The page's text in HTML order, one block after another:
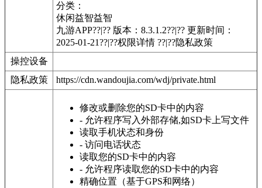
分类：
休闲益智益智
九游APP??|?? 版本：8.3.1.2??|?? 更新时间：
2025-01-21??|??权限详情 ??|??隐私政策
操控设备
隐私政策
https://cdn.wandoujia.com/wdj/private.html
修改或删除您的SD卡中的内容
- 允许程序写入外部存储,如SD卡上写文件
读取手机状态和身份
- 访问电话状态
读取您的SD卡中的内容
- 允许程序读取您的SD卡中的内容
精确位置（基于GPS和网络）